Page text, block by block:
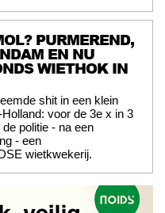
PURMEREND,
EN NU
WIETHOK IN
shit in een klein
voor de 3e x in 3
politie - na een
- een
wietkwekerij.